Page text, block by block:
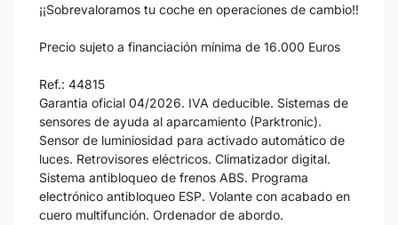
¡¡Sobrevaloramos tu coche en operaciones de cambio!!
Precio sujeto a financiación mínima de 16.000 Euros
Ref.: 44815
Garantia oficial 04/2026. IVA deducible. Sistemas de
sensores de ayuda al aparcamiento (Parktronic).
Sensor de luminiosidad para activado automático de
luces. Retrovisores eléctricos. Climatizador digital.
Sistema antibloqueo de frenos ABS. Programa
electrónico antibloqueo ESP. Volante con acabado en
cuero multifunción. Ordenador de abordo.